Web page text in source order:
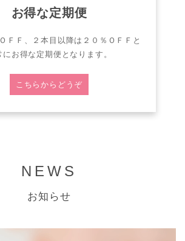
お得な定期便
ＦＦ、２本目以降は２０％ＯＦＦと
にお得な定期便となります。
こちらからどうぞ
NEWS
お知らせ